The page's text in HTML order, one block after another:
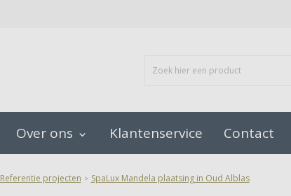
Over ons keyboard_arrow_down Klantenservice Contact
Referentie projecten > SpaLux Mandela plaatsing in Oud Alblas